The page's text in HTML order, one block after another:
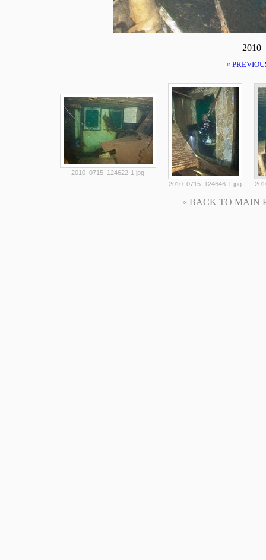
«
2010_0715_124622-1.jpg
2010_0715_124646-1.jpg
« BACK TO MAIN